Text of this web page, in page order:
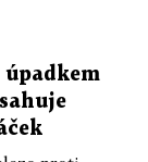
úpadkem